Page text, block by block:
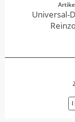
Universal-